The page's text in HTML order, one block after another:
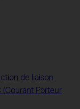
de liaison
(Courant Porteur